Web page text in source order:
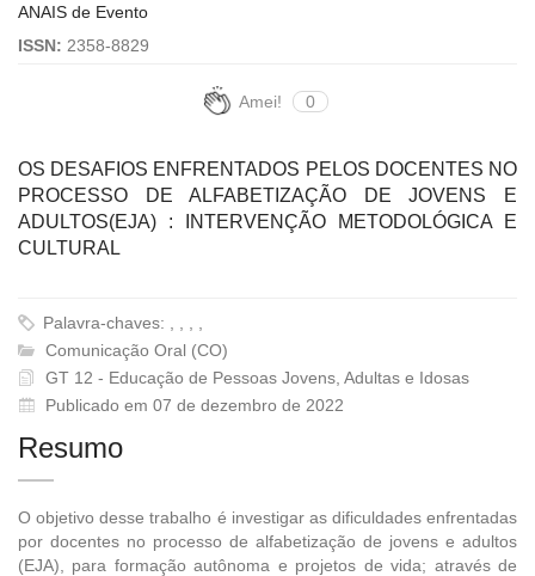
ANAIS de Evento
ISSN: 2358-8829
Amei! 0
OS DESAFIOS ENFRENTADOS PELOS DOCENTES NO
PROCESSO DE ALFABETIZAÇÃO DE JOVENS E
ADULTOS(EJA) : INTERVENÇÃO METODOLÓGICA E
CULTURAL
Palavra-chaves: , , , ,
Comunicação Oral (CO)
GT 12 - Educação de Pessoas Jovens, Adultas e Idosas
Publicado em 07 de dezembro de 2022
Resumo
O objetivo desse trabalho é investigar as dificuldades enfrentadas
por docentes no processo de alfabetização de jovens e adultos
(EJA), para formação autônoma e projetos de vida; através de